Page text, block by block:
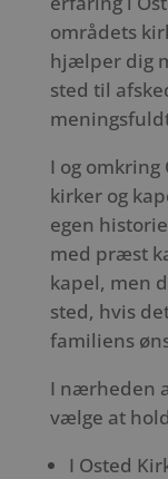
områdets
hjælper dig
sted til
I og omkring
kirker og
egen
med præst
kapel, men
sted, hvis
familiens
I nærheden
vælge at
I Osted